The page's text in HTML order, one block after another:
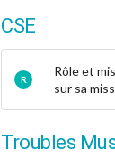
CSE
R
Rôle et
sur sa
Troubles